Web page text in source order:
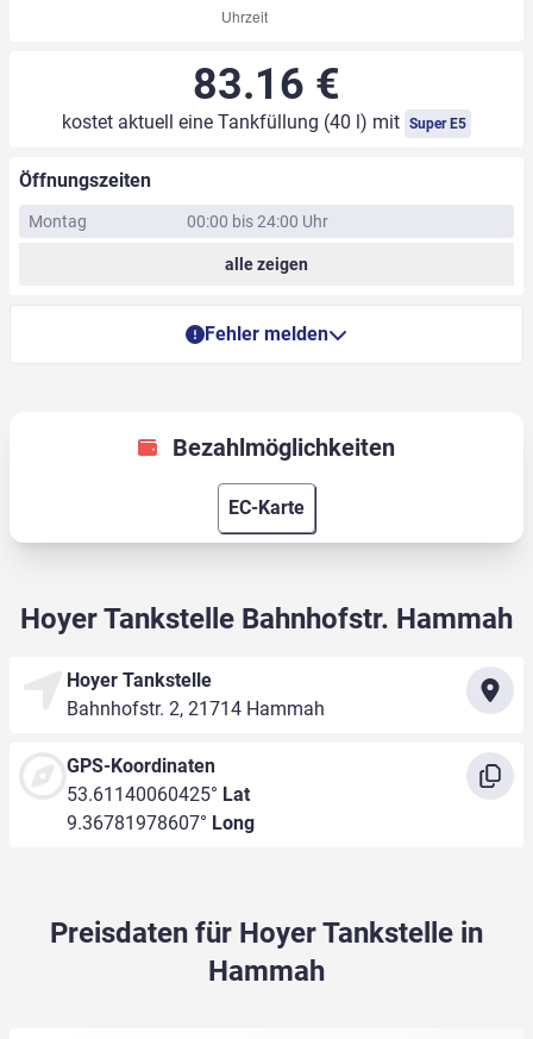
83.16 €
kostet aktuell eine Tankfüllung (40 l) mit Super E5
Öffnungszeiten
Montag 00:00 bis 24:00 Uhr
alle zeigen
Fehler melden
Bezahlmöglichkeiten
EC-Karte
Hoyer Tankstelle Bahnhofstr. Hammah
Hoyer Tankstelle
Bahnhofstr. 2, 21714 Hammah
GPS-Koordinaten
53.61140060425° Lat
9.36781978607° Long
Preisdaten für Hoyer Tankstelle in
Hammah